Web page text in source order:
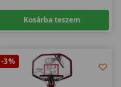
Kosárba teszem
-3%